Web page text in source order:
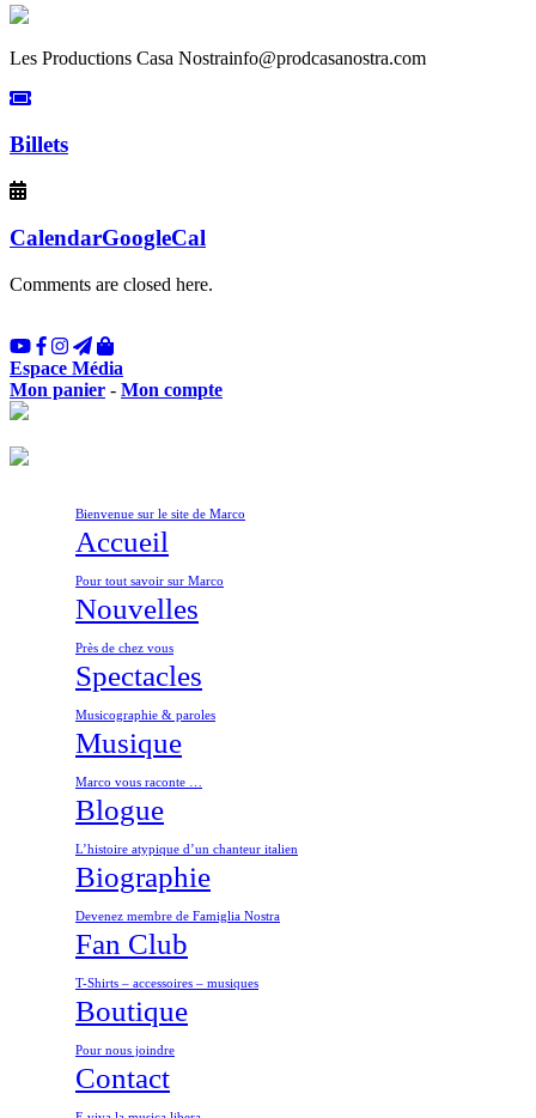
Les Productions Casa Nostrainfo@prodcasanostra.com
Billets
CalendarGoogleCal
Comments are closed here.
Espace Média
Mon panier - Mon compte
Bienvenue sur le site de Marco
Accueil
Pour tout savoir sur Marco
Nouvelles
Près de chez vous
Spectacles
Musicographie & paroles
Musique
Marco vous raconte …
Blogue
L’histoire atypique d’un chanteur italien
Biographie
Devenez membre de Famiglia Nostra
Fan Club
T-Shirts – accessoires – musiques
Boutique
Pour nous joindre
Contact